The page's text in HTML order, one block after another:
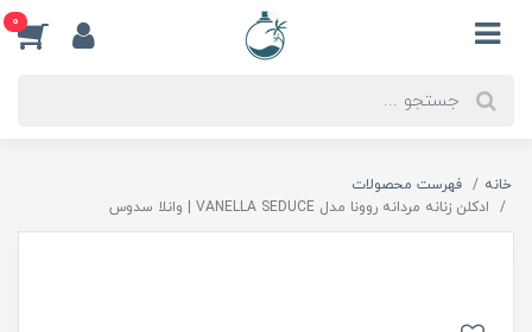
0
خانه
فهرست محصولات
ادكلن زنانه مردانه روونا مدل VANELLA SEDUCE | وانلا سدوس